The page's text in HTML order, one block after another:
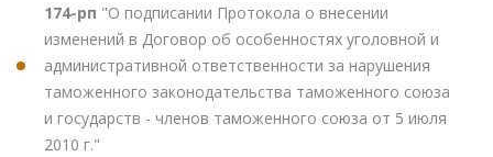
174-рп "О подписании Протокола о внесении
изменений в Договор об особенностях уголовной и
административной ответственности за нарушения
таможенного законодательства таможенного союза
и государств - членов таможенного союза от 5 июля
2010 г."